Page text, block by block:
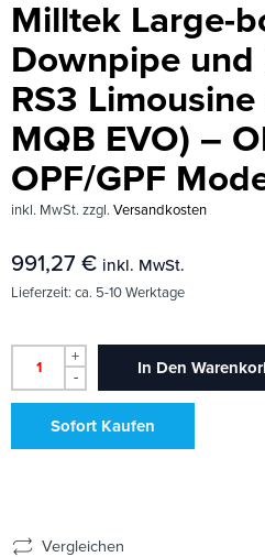
Milltek Large-
Downpipe und
RS3
MQB EVO) –
OPF/GPF
inkl. MwSt. zzgl. Versandkosten
991,27 € inkl. MwSt.
Lieferzeit: ca. 5-10 Werktage
+
-
In Den
Sofort Kaufen
Vergleichen